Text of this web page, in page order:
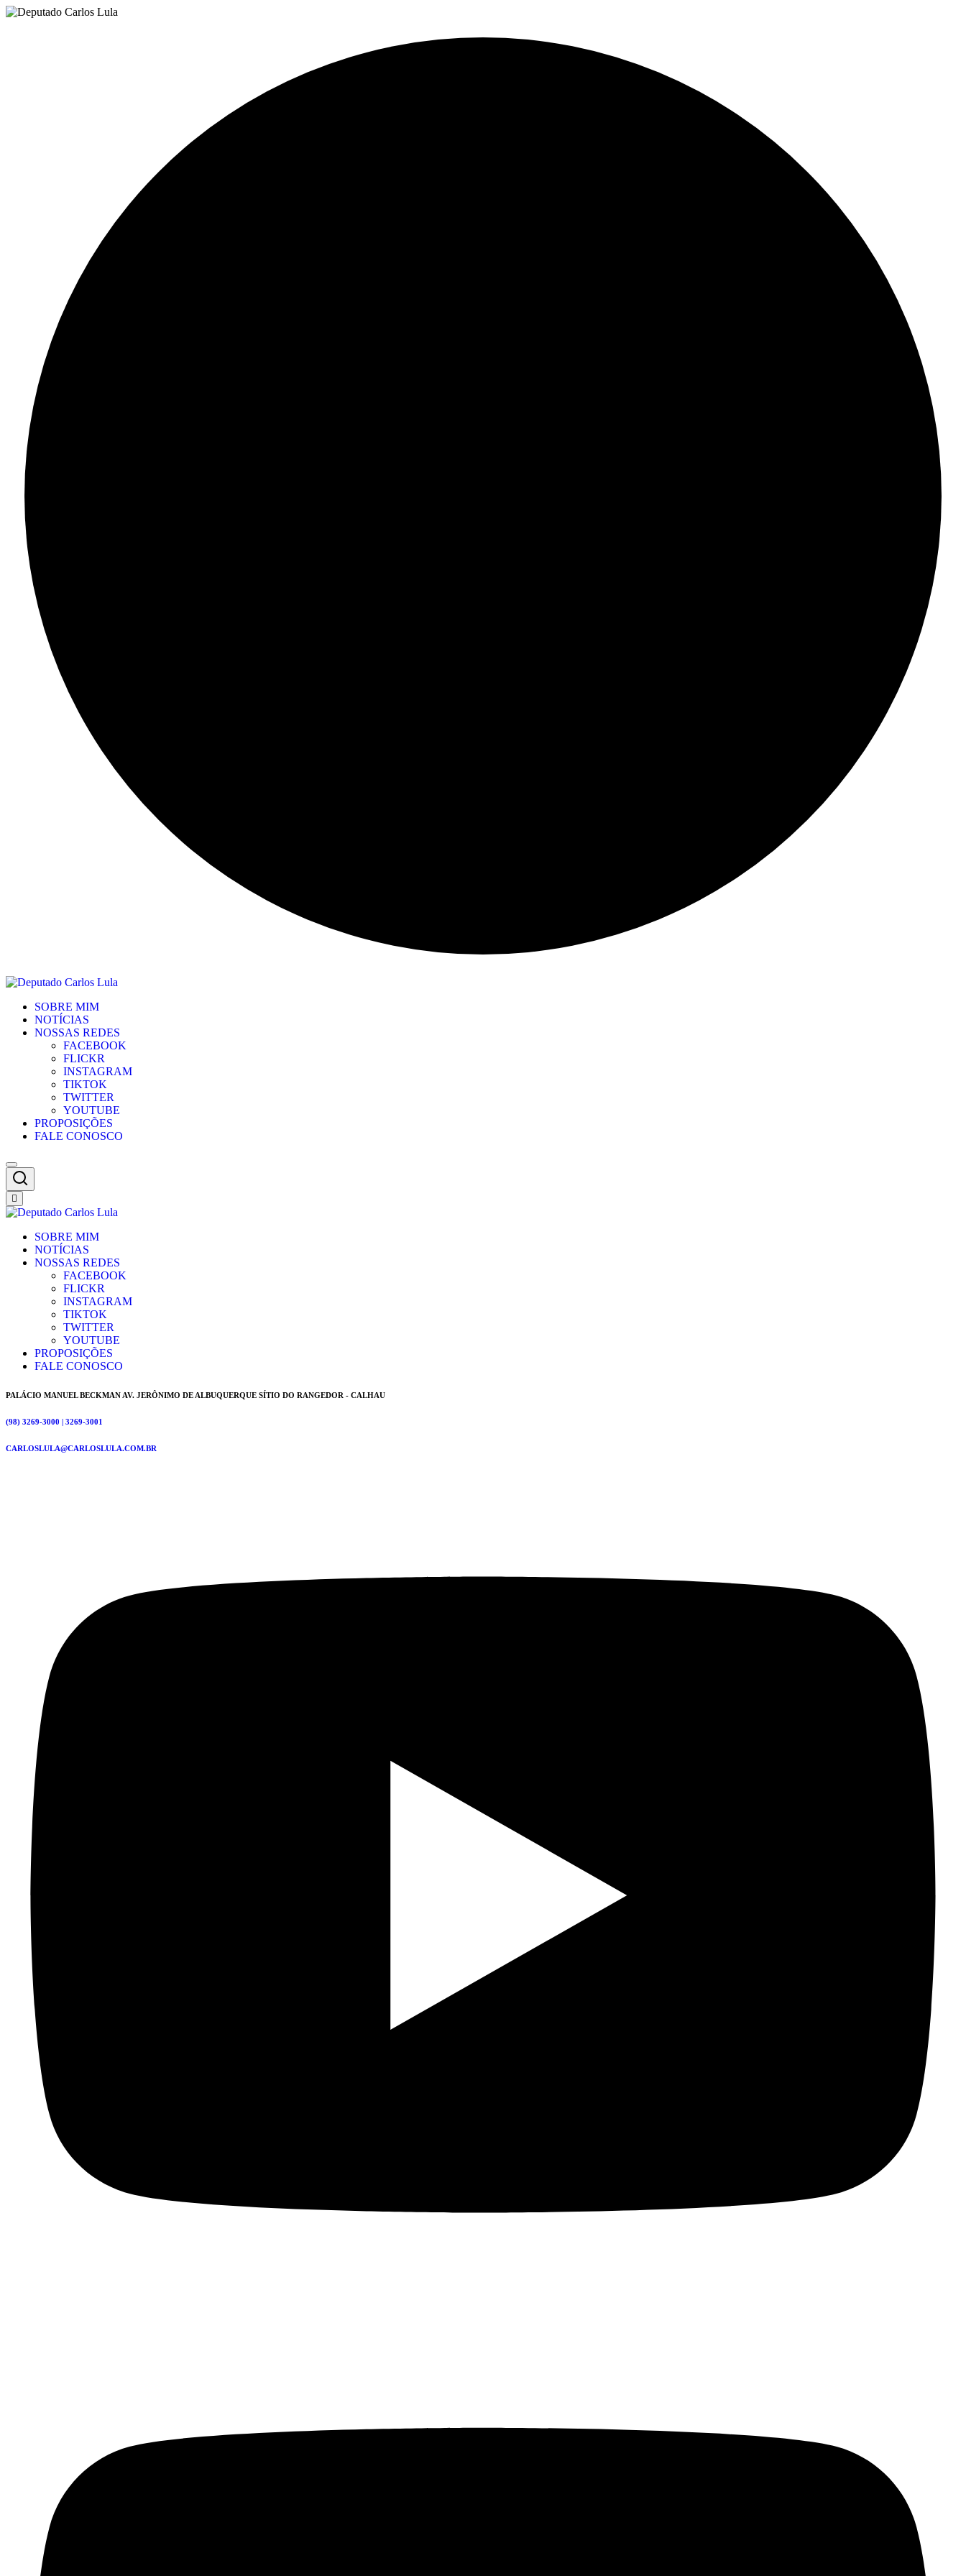
SOBRE MIM
NOTÍCIAS
NOSSAS REDES
FACEBOOK
FLICKR
INSTAGRAM
TIKTOK
TWITTER
YOUTUBE
PROPOSIÇÕES
FALE CONOSCO
SOBRE MIM
NOTÍCIAS
NOSSAS REDES
FACEBOOK
FLICKR
INSTAGRAM
TIKTOK
TWITTER
YOUTUBE
PROPOSIÇÕES
FALE CONOSCO
PALÁCIO MANUEL BECKMAN AV. JERÔNIMO DE ALBUQUERQUE SÍTIO DO RANGEDOR - CALHAU
(98) 3269-3000 | 3269-3001
CARLOSLULA@CARLOSLULA.COM.BR